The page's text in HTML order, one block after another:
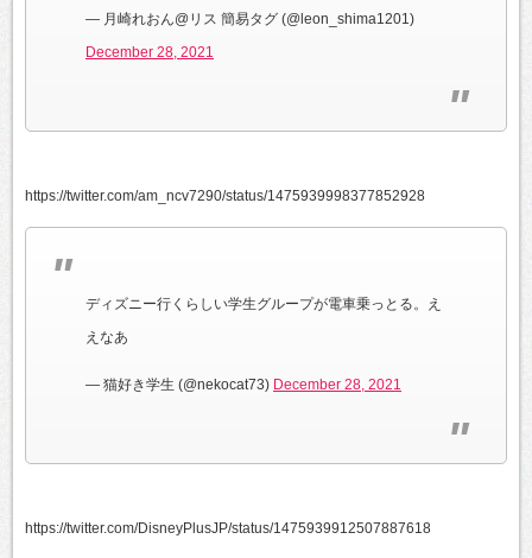
— 月崎れおん@リス 簡易タグ (@leon_shima1201)
December 28, 2021
https://twitter.com/am_ncv7290/status/1475939998377852928
ディズニー行くらしい学生グループが電車乗っとる。え
えなあ
— 猫好き学生 (@nekocat73) December 28, 2021
https://twitter.com/DisneyPlusJP/status/1475939912507887618